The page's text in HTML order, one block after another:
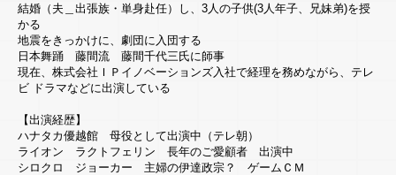
結婚（夫＿出張族・単身赴任）し、3人の子供(3人年子、兄妹弟)を授
かる
地震をきっかけに、劇団に入団する
日本舞踊 藤間流 藤間千代三氏に師事
現在、株式会社ＩＰイノベーションズ入社で経理を務めながら、テレ
ビ ドラマなどに出演している
【出演経歴】
ハナタカ優越館 母役として出演中（テレ朝）
ライオン ラクトフェリン 長年のご愛顧者 出演中
シロクロ ジョーカー 主婦の伊達政宗？ ゲームＣＭ